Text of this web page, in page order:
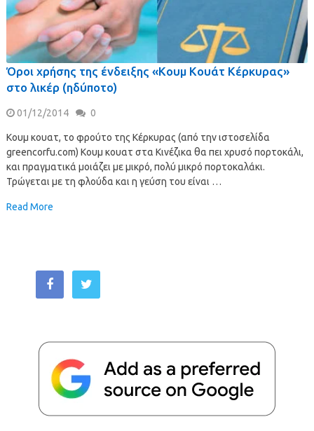
Όροι χρήσης της ένδειξης «Κουμ Κουάτ Κέρκυρας»
στο λικέρ (ηδύποτο)
01/12/2014 0
Κουμ κουατ, το φρούτο της Κέρκυρας (από την ιστοσελίδα
greencorfu.com) Κουμ κουατ στα Κινέζικα θα πει χρυσό πορτοκάλι,
και πραγματικά μοιάζει με μικρό, πολύ μικρό πορτοκαλάκι.
Τρώγεται με τη φλούδα και η γεύση του είναι …
Read More